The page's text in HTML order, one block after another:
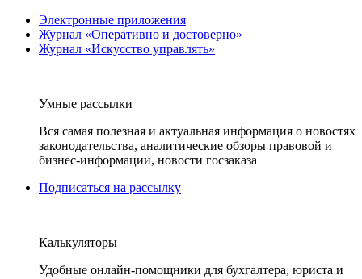
Электронные приложения
Журнал «Оперативно и достоверно»
Журнал «Искусство управлять»
Умные рассылки
Вся самая полезная и актуальная информация о новостях
законодательства, аналитические обзоры правовой и
бизнес-информации, новости госзаказа
Подписаться на рассылку
Калькуляторы
Удобные онлайн-помощники для бухгалтера, юриста и